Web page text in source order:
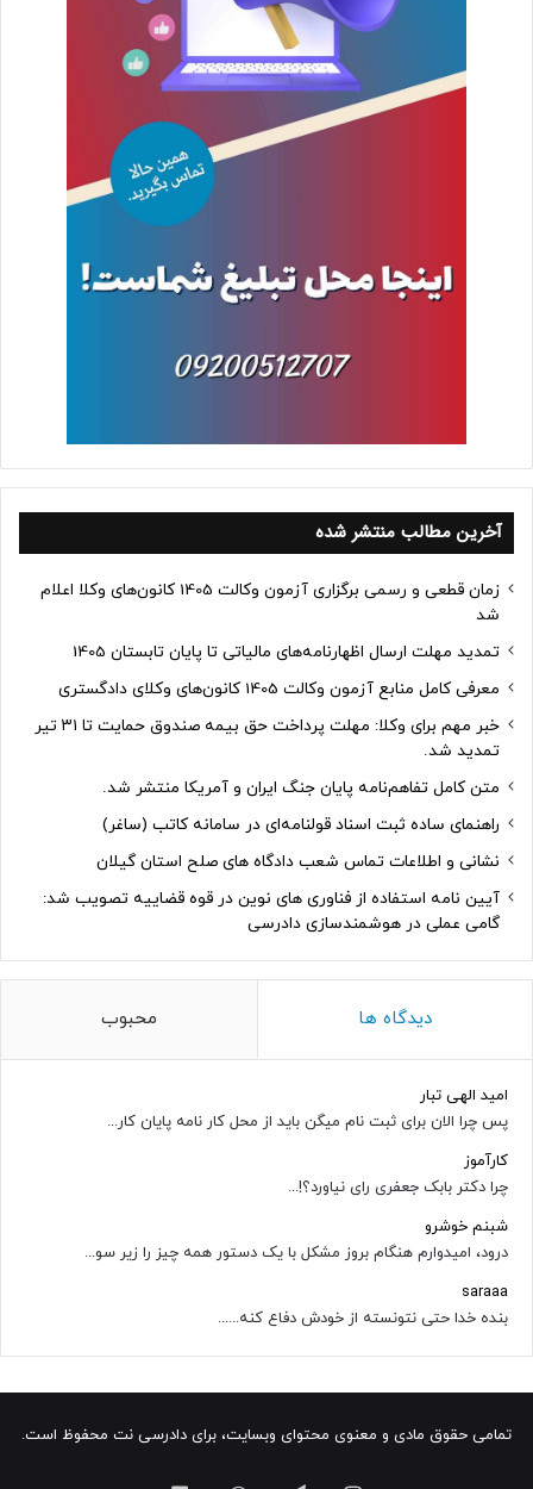
آخرین مطالب منتشر شده
زمان قطعی و رسمی برگزاری آزمون وکالت 1405 کانون‌های وکلا اعلام
شد
تمدید مهلت ارسال اظهارنامه‌های مالیاتی تا پایان تابستان 1405
معرفی کامل منابع آزمون وکالت 1405 کانون‌های وکلای دادگستری
خبر مهم برای وکلا: مهلت پرداخت حق بیمه صندوق حمایت تا ۳۱ تیر
تمدید شد.
متن کامل تفاهم‌نامه پایان جنگ ایران و آمریکا منتشر شد.
راهنمای ساده ثبت اسناد قولنامه‌ای در سامانه کاتب (ساغر)
نشانی و اطلاعات تماس شعب دادگاه های صلح استان گیلان
آیین نامه استفاده از فناوری های نوین در قوه قضاییه تصویب شد:
گامی عملی در هوشمندسازی دادرسی
دیدگاه ها محبوب
امید الهی تبار
پس چرا الان برای ثبت نام میگن باید از محل کار نامه پایان کار...
کارآموز
چرا دکتر بابک جعفری رای نیاورد؟!...
شبنم خوشرو
درود، امیدوارم هنگام بروز مشکل با یک دستور همه چیز را زیر سو...
saraaa
بنده خدا حتی نتونسته از خودش دفاع کنه......
تمامی حقوق مادی و معنوی محتوای وبسایت، برای دادرسی نت محفوظ است.